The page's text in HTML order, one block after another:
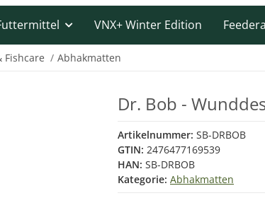
VNX+ Winter Edition
Fishcare Abhakmatten
Dr. Bob -
Artikelnummer: SB-DRBOB
GTIN: 2476477169539
HAN: SB-DRBOB
Kategorie: Abhakmatten